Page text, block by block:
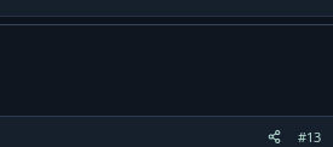
#13